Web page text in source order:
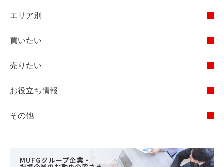
エリア別
買いたい
売りたい
お役立ち情報
その他
MUFGグループ企業・